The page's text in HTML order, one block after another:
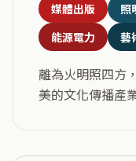
媒體出版 照
能源電力
藝
離為火明照四方
美的文化傳播產